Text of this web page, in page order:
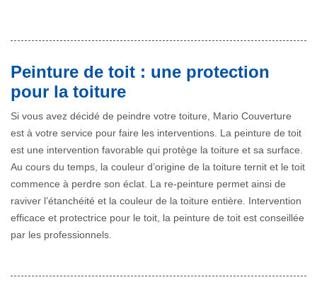
Peinture de toit : une protection
pour la toiture
Si vous avez décidé de peindre votre toiture, Mario Couverture
est à votre service pour faire les interventions. La peinture de toit
est une intervention favorable qui protège la toiture et sa surface.
Au cours du temps, la couleur d’origine de la toiture ternit et le toit
commence à perdre son éclat. La re-peinture permet ainsi de
raviver l’étanchéité et la couleur de la toiture entière. Intervention
efficace et protectrice pour le toit, la peinture de toit est conseillée
par les professionnels.